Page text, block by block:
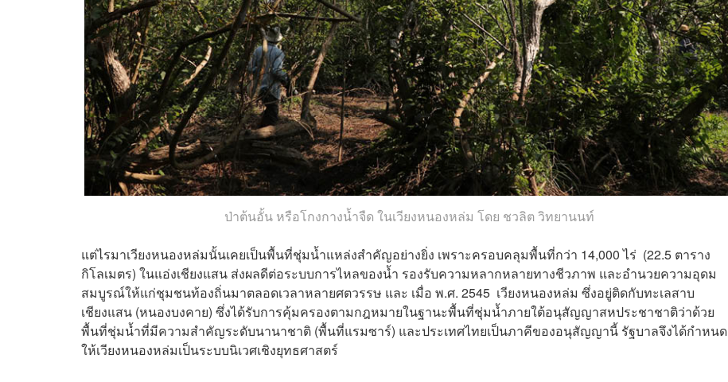
ป่าต้นอั้น หรือโกงกางน้ำจืด ในเวียงหนองหล่ม โดย ชวลิต วิทยานนท์
แต่ไรมาเวียงหนองหล่มนั้นเคยเป็นพื้นที่ชุ่มน้ำแหล่งสำคัญอย่างยิ่ง เพราะครอบคลุมพื้นที่กว่า 14,000 ไร่ (22.5 ตาราง
กิโลเมตร) ในแอ่งเชียงแสน ส่งผลดีต่อระบบการไหลของน้ำ รองรับความหลากหลายทางชีวภาพ และอำนวยความอุดม
สมบูรณ์ให้แก่ชุมชนท้องถิ่นมาตลอดเวลาหลายศตวรรษ และ เมื่อ พ.ศ. 2545 เวียงหนองหล่ม ซึ่งอยู่ติดกับทะเลสาบ
เชียงแสน (หนองบงคาย) ซึ่งได้รับการคุ้มครองตามกฎหมายในฐานะพื้นที่ชุ่มน้ำภายใต้อนุสัญญาสหประชาชาติว่าด้วย
พื้นที่ชุ่มน้ำที่มีความสำคัญระดับนานาชาติ (พื้นที่แรมซาร์) และประเทศไทยเป็นภาคีของอนุสัญญานี้ รัฐบาลจึงได้กำหนด
ให้เวียงหนองหล่มเป็นระบบนิเวศเชิงยุทธศาสตร์